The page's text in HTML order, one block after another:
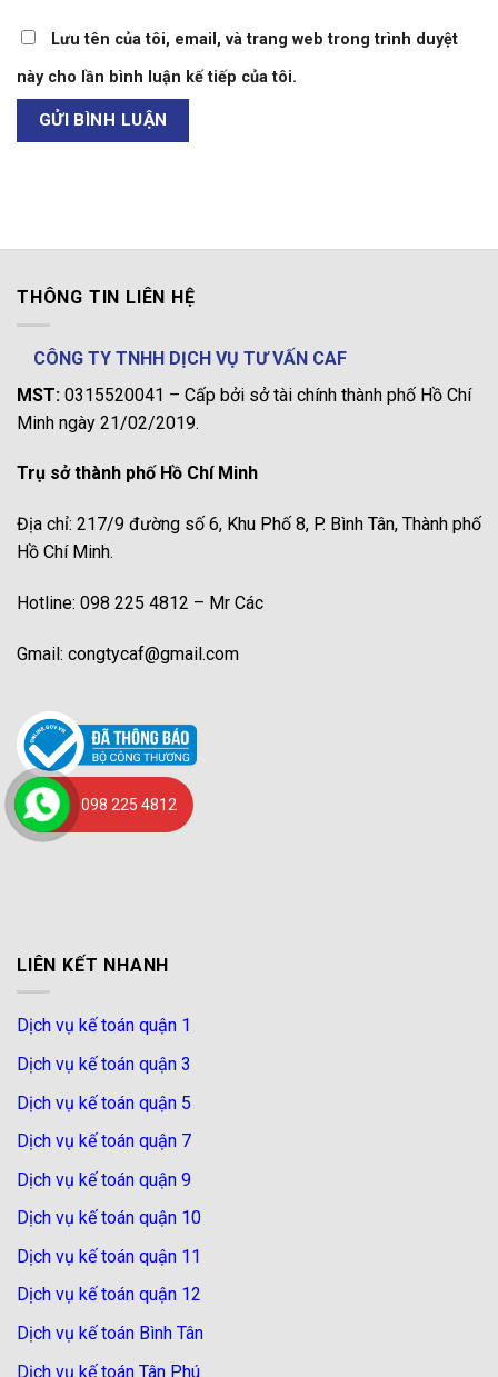
Lưu tên của tôi, email, và trang web trong trình duyệt
này cho lần bình luận kế tiếp của tôi.
THÔNG TIN LIÊN HỆ
CÔNG TY TNHH DỊCH VỤ TƯ VẤN CAF
MST: 0315520041 – Cấp bởi sở tài chính thành phố Hồ Chí
Minh ngày 21/02/2019.
Trụ sở thành phố Hồ Chí Minh
Địa chỉ: 217/9 đường số 6, Khu Phố 8, P. Bình Tân, Thành phố
Hồ Chí Minh.
Hotline: 098 225 4812 – Mr Các
Gmail: congtycaf@gmail.com
LIÊN KẾT NHANH
Dịch vụ kế toán quận 1
Dịch vụ kế toán quận 3
Dịch vụ kế toán quận 5
Dịch vụ kế toán quận 7
Dịch vụ kế toán quận 9
Dịch vụ kế toán quận 10
Dịch vụ kế toán quận 11
Dịch vụ kế toán quận 12
Dịch vụ kế toán Bình Tân
Dịch vụ kế toán Tân Phú
098 225 4812